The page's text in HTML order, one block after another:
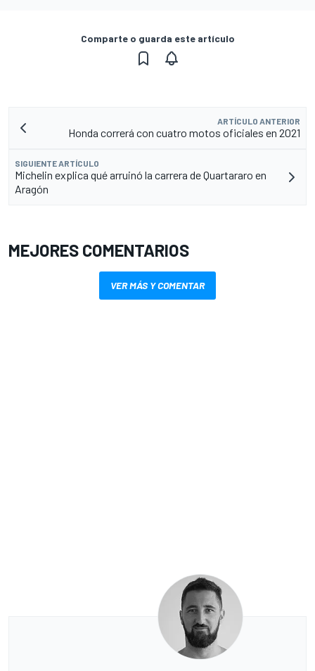
Comparte o guarda este artículo
ARTÍCULO ANTERIOR
Honda correrá con cuatro motos oficiales en 2021
SIGUIENTE ARTÍCULO
Michelin explica qué arruinó la carrera de Quartararo en
Aragón
MEJORES COMENTARIOS
VER MÁS Y COMENTAR